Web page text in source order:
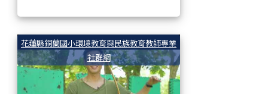
花蓮縣銅蘭國小環境教育與民族教育教師專業
社群網